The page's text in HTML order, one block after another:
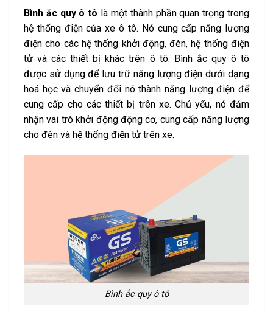
Bình ắc quy ô tô là một thành phần quan trọng trong
hệ thống điện của xe ô tô. Nó cung cấp năng lượng
điện cho các hệ thống khởi động, đèn, hệ thống điện
tử và các thiết bị khác trên ô tô. Bình ắc quy ô tô
được sử dụng để lưu trữ năng lượng điện dưới dạng
hoá học và chuyển đổi nó thành năng lượng điện để
cung cấp cho các thiết bị trên xe. Chủ yếu, nó đảm
nhận vai trò khởi động động cơ, cung cấp năng lượng
cho đèn và hệ thống điện tử trên xe.
Bình ắc quy ô tô